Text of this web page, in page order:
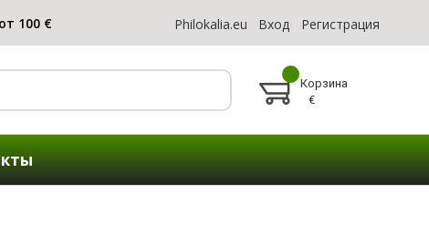
Philokalia.eu Вход Регистрация
Корзина
€